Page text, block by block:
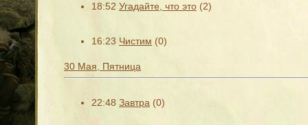
18:52 Угадайте, что это (2)
16:23 Чистим (0)
30 Мая, Пятница
22:48 Завтра (0)